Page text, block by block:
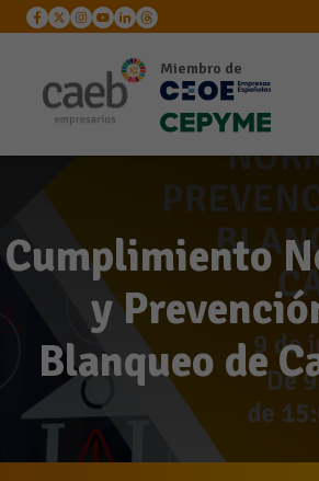
Miembro de
Cumplimiento
y
Blanqueo de